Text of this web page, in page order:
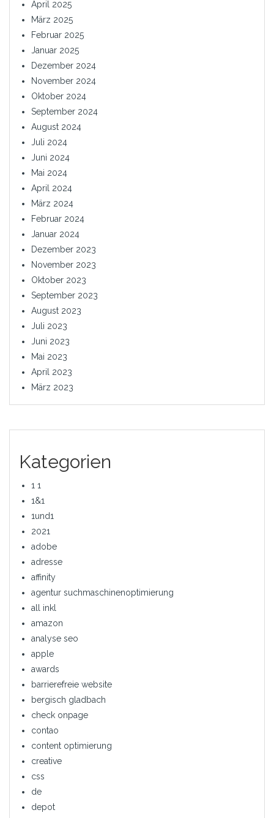
April 2025
März 2025
Februar 2025
Januar 2025
Dezember 2024
November 2024
Oktober 2024
September 2024
August 2024
Juli 2024
Juni 2024
Mai 2024
April 2024
März 2024
Februar 2024
Januar 2024
Dezember 2023
November 2023
Oktober 2023
September 2023
August 2023
Juli 2023
Juni 2023
Mai 2023
April 2023
März 2023
Kategorien
1 1
1&1
1und1
2021
adobe
adresse
affinity
agentur suchmaschinenoptimierung
all inkl
amazon
analyse seo
apple
awards
barrierefreie website
bergisch gladbach
check onpage
contao
content optimierung
creative
css
de
depot